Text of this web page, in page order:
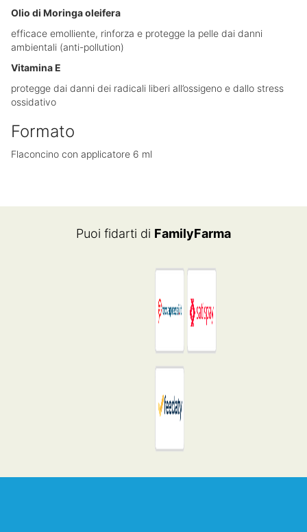
Olio di Moringa oleifera
efficace emolliente, rinforza e protegge la pelle dai danni
ambientali (anti-pollution)
Vitamina E
protegge dai danni dei radicali liberi all’ossigeno e dallo stress
ossidativo
Formato
Flaconcino con applicatore 6 ml
Puoi fidarti di FamilyFarma